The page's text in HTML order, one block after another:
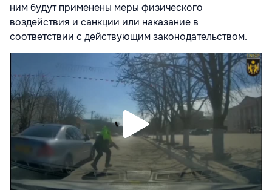
ним будут применены меры физического
воздействия и санкции или наказание в
соответствии с действующим законодательством.